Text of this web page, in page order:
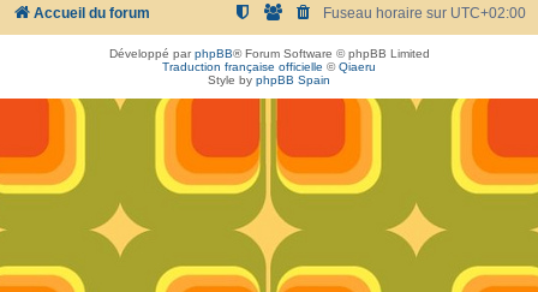
Accueil du forum Fuseau horaire sur UTC+02:00
Développé parphpBB® Forum Software © phpBB Limited
Traduction française officielle ©Qiaeru
Style by phpBB Spain